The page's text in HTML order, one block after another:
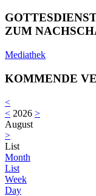
ZUM
Mediathek
KOMMENDE
<
< 2026 >
August
>
List
Month
List
Week
Day